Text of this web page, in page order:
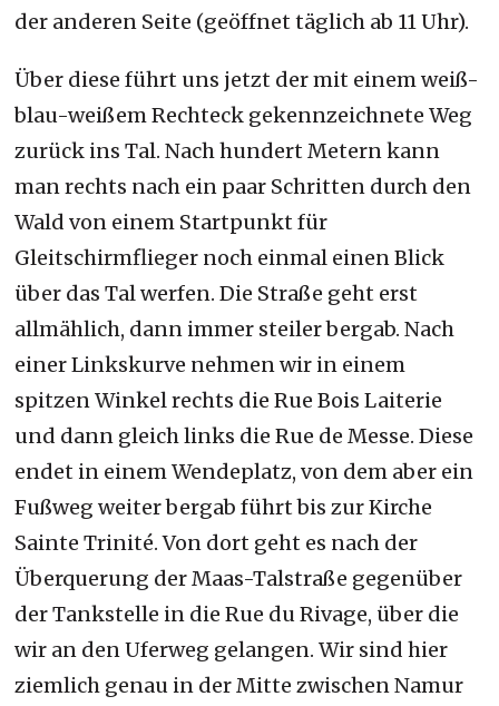
der anderen Seite (geöffnet täglich ab 11 Uhr).
Über diese führt uns jetzt der mit einem weiß-
blau-weißem Rechteck gekennzeichnete Weg
zurück ins Tal. Nach hundert Metern kann
man rechts nach ein paar Schritten durch den
Wald von einem Startpunkt für
Gleitschirmflieger noch einmal einen Blick
über das Tal werfen. Die Straße geht erst
allmählich, dann immer steiler bergab. Nach
einer Linkskurve nehmen wir in einem
spitzen Winkel rechts die Rue Bois Laiterie
und dann gleich links die Rue de Messe. Diese
endet in einem Wendeplatz, von dem aber ein
Fußweg weiter bergab führt bis zur Kirche
Sainte Trinité. Von dort geht es nach der
Überquerung der Maas-Talstraße gegenüber
der Tankstelle in die Rue du Rivage, über die
wir an den Uferweg gelangen. Wir sind hier
ziemlich genau in der Mitte zwischen Namur